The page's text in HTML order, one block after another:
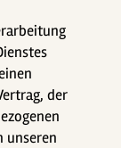
der
unseren